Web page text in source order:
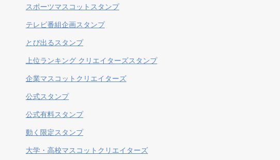
スポーツマスコットスタンプ
テレビ番組企画スタンプ
とび出るスタンプ
上位ランキング クリエイターズスタンプ
企業マスコットクリエイターズ
公式スタンプ
公式有料スタンプ
動く限定スタンプ
大学・高校マスコットクリエイターズ